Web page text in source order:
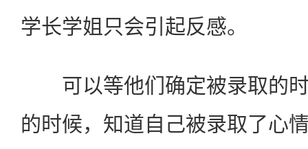
学长学姐只会引起反感。
可以等他们确定被录取的时
的时候，知道自己被录取了心